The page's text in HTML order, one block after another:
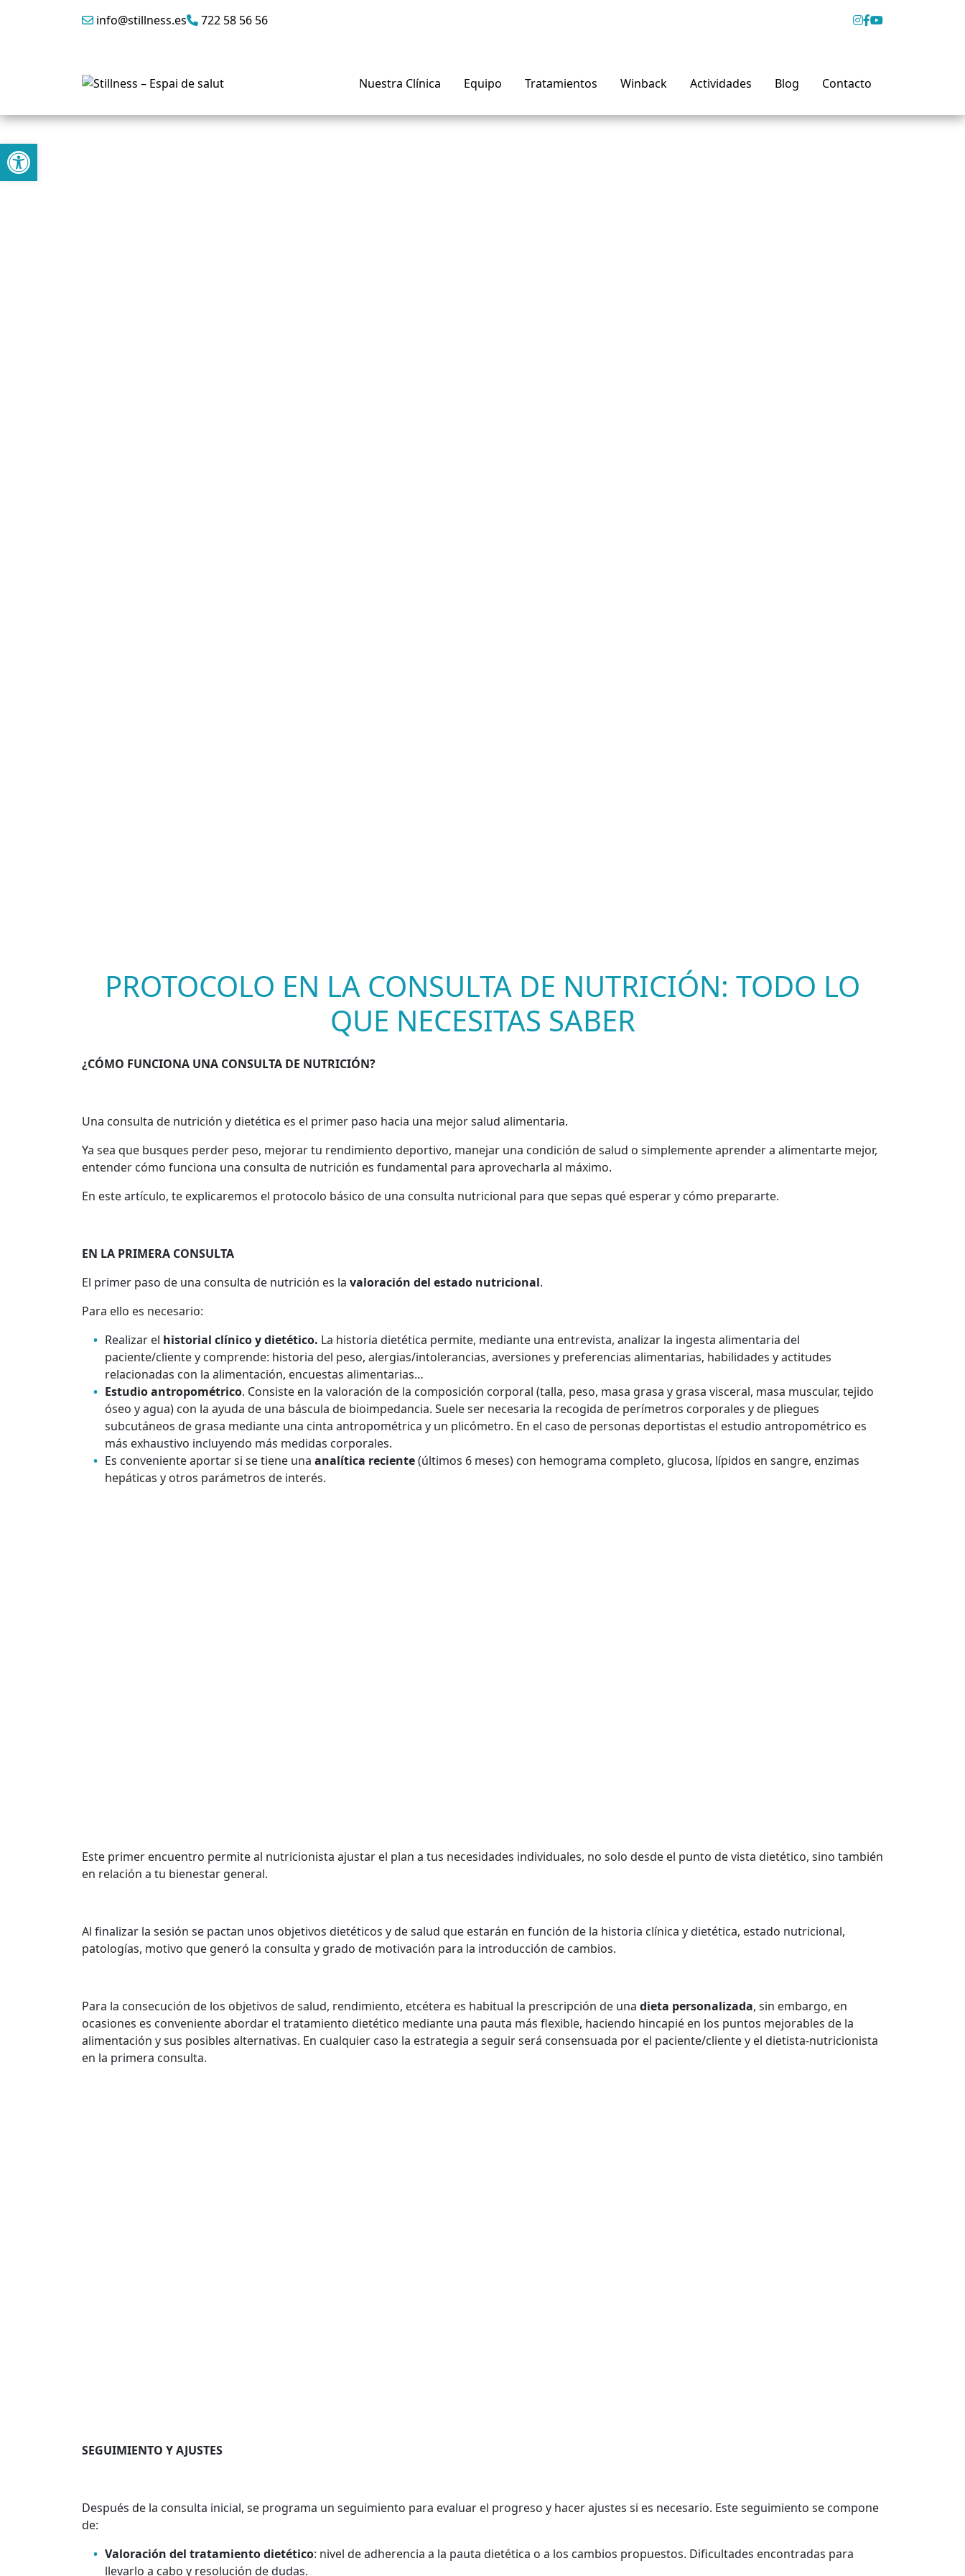
info@stillness.es 722 58 56 56
Nuestra Clínica Equipo Tratamientos Winback Actividades Blog Contacto
PROTOCOLO EN LA CONSULTA DE NUTRICIÓN: TODO LO
QUE NECESITAS SABER
¿CÓMO FUNCIONA UNA CONSULTA DE NUTRICIÓN?
Una consulta de nutrición y dietética es el primer paso hacia una mejor salud alimentaria.
Ya sea que busques perder peso, mejorar tu rendimiento deportivo, manejar una condición de salud o simplemente aprender a alimentarte mejor,
entender cómo funciona una consulta de nutrición es fundamental para aprovecharla al máximo.
En este artículo, te explicaremos el protocolo básico de una consulta nutricional para que sepas qué esperar y cómo prepararte.
EN LA PRIMERA CONSULTA
El primer paso de una consulta de nutrición es la valoración del estado nutricional.
Para ello es necesario:
Realizar el historial clínico y dietético. La historia dietética permite, mediante una entrevista, analizar la ingesta alimentaria del
paciente/cliente y comprende: historia del peso, alergias/intolerancias, aversiones y preferencias alimentarias, habilidades y actitudes
relacionadas con la alimentación, encuestas alimentarias…
Estudio antropométrico. Consiste en la valoración de la composición corporal (talla, peso, masa grasa y grasa visceral, masa muscular, tejido
óseo y agua) con la ayuda de una báscula de bioimpedancia. Suele ser necesaria la recogida de perímetros corporales y de pliegues
subcutáneos de grasa mediante una cinta antropométrica y un plicómetro. En el caso de personas deportistas el estudio antropométrico es
más exhaustivo incluyendo más medidas corporales.
Es conveniente aportar si se tiene una analítica reciente(últimos 6 meses) con hemograma completo, glucosa, lípidos en sangre, enzimas
hepáticas y otros parámetros de interés.
Este primer encuentro permite al nutricionista ajustar el plan a tus necesidades individuales, no solo desde el punto de vista dietético, sino también
en relación a tu bienestar general.
Al finalizar la sesión se pactan unos objetivos dietéticos y de salud que estarán en función de la historia clínica y dietética, estado nutricional,
patologías, motivo que generó la consulta y grado de motivación para la introducción de cambios.
Para la consecución de los objetivos de salud, rendimiento, etcétera es habitual la prescripción de una dieta personalizada, sin embargo, en
ocasiones es conveniente abordar el tratamiento dietético mediante una pauta más flexible, haciendo hincapié en los puntos mejorables de la
alimentación y sus posibles alternativas. En cualquier caso la estrategia a seguir será consensuada por el paciente/cliente y el dietista-nutricionista
en la primera consulta.
SEGUIMIENTO Y AJUSTES
Después de la consulta inicial, se programa un seguimiento para evaluar el progreso y hacer ajustes si es necesario. Este seguimiento se compone
de:
Valoración del tratamiento dietético: nivel de adherencia a la pauta dietética o a los cambios propuestos. Dificultades encontradas para
llevarlo a cabo y resolución de dudas.
Abrir barra de herramientas